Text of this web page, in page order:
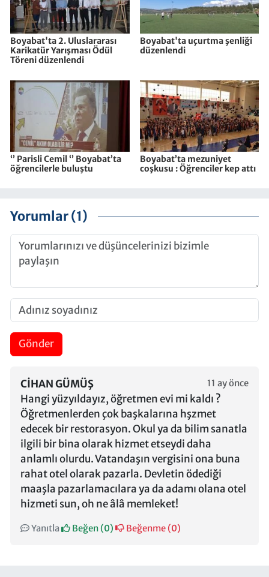
Boyabat'ta 2. Uluslararası
Karikatür Yarışması Ödül
Töreni düzenlendi
Boyabat'ta uçurtma şenliği
düzenlendi
‘’ Parisli Cemil ‘’ Boyabat’ta
öğrencilerle buluştu
Boyabat’ta mezuniyet
coşkusu : Öğrenciler kep attı
Yorumlar (1)
Gönder
CIHAN GÜMÜŞ 11 ay önce
Hangi yüzyıldayız, öğretmen evi mi kaldı ?
Öğretmenlerden çok başkalarına hşzmet
edecek bir restorasyon. Okul ya da bilim sanatla
ilgili bir bina olarak hizmet etseydi daha
anlamlı olurdu. Vatandaşın vergisini ona buna
rahat otel olarak pazarla. Devletin ödediği
maaşla pazarlamacılara ya da adamı olana otel
hizmeti sun, oh ne âlâ memleket!
Yanıtla Beğen (0) Beğenme (0)